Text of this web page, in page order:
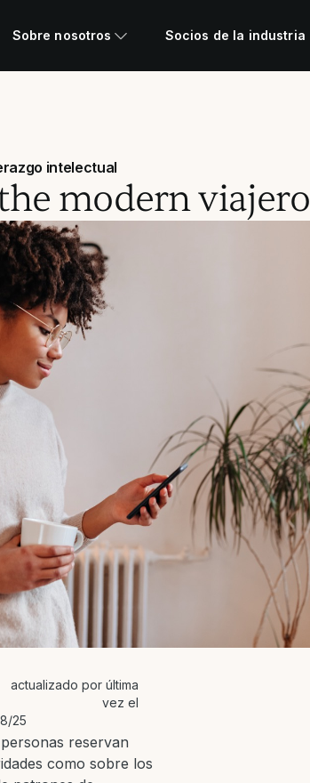
Sobre nosotros Socios de la industria
intelectual
modern viajero
actualizado por última
vez el
25
reservan
como sobre los